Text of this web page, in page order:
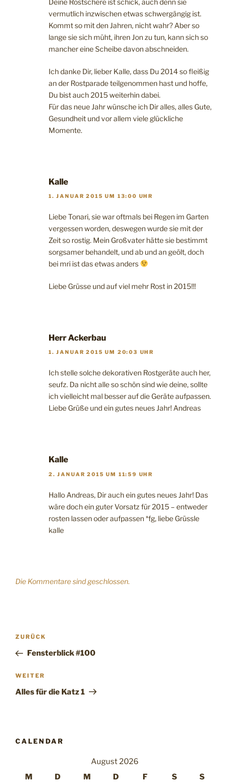
vermutlich inzwischen etwas schwergängig ist.
Kommt so mit den Jahren, nicht wahr? Aber so
lange sie sich müht, ihren Jon zu tun, kann sich so
mancher eine Scheibe davon abschneiden.
Ich danke Dir, lieber Kalle, dass Du 2014 so fleißig
an der Rostparade teilgenommen hast und hoffe,
Du bist auch 2015 weiterhin dabei.
Für das neue Jahr wünsche ich Dir alles, alles Gute,
Gesundheit und vor allem viele glückliche
Momente.
Kalle
1. JANUAR 2015 UM 13:00 UHR
Liebe Tonari, sie war oftmals bei Regen im Garten
vergessen worden, deswegen wurde sie mit der
Zeit so rostig. Mein Großvater hätte sie bestimmt
sorgsamer behandelt, und ab und an geölt, doch
bei mri ist das etwas anders
Liebe Grüsse und auf viel mehr Rost in 2015!!!
Herr Ackerbau
1. JANUAR 2015 UM 20:03 UHR
Ich stelle solche dekorativen Rostgeräte auch her,
seufz. Da nicht alle so schön sind wie deine, sollte
ich vielleicht mal besser auf die Geräte aufpassen.
Liebe Grüße und ein gutes neues Jahr! Andreas
Kalle
2. JANUAR 2015 UM 11:59 UHR
Hallo Andreas, Dir auch ein gutes neues Jahr! Das
wäre doch ein guter Vorsatz für 2015 – entweder
rosten lassen oder aufpassen *fg, liebe Grüssle
kalle
Die Kommentare sind geschlossen.
Beitragsnavigation
Vorheriger
Beitrag
ZURÜCK
Fensterblick #100
Nächster
Beitrag
WEITER
Alles für die Katz 1
CALENDAR
August 2026
M
D M D F S S